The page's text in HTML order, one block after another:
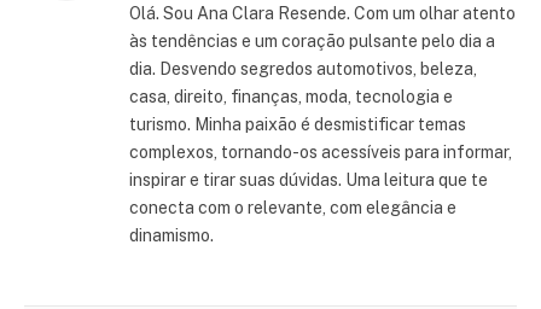
Olá. Sou Ana Clara Resende. Com um olhar atento
às tendências e um coração pulsante pelo dia a
dia. Desvendo segredos automotivos, beleza,
casa, direito, finanças, moda, tecnologia e
turismo. Minha paixão é desmistificar temas
complexos, tornando-os acessíveis para informar,
inspirar e tirar suas dúvidas. Uma leitura que te
conecta com o relevante, com elegância e
dinamismo.